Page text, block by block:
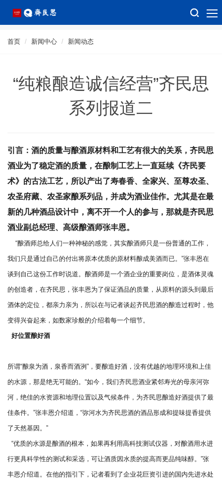
首页 新闻中心 新闻动态
“纯粮酿造诚信经营”齐民思
系列报道二
引言：酒的质量与酿酒原材料和工艺有很大的关系，齐民思
酒业为了稳定酒的质量，在酿制工艺上一直延续《齐民要
术》的古法工艺，所以产出了寿春香、全家兴、至尊农圣、
农圣府藏、农圣家酿系列品，并成为酒业佳作。尤其是在最
新的几种酒品设计中，离不开一个人的参与，那就是齐民思
酒业副总经理、高级酿酒师张丰恩。
“酿酒师总给人们一种神秘的感觉，其实酿酒师只是一份普通的工作，
我们只是通过自己的付出将原本优质的原材料酿成美酒而已。”张丰恩在
谈到自己这份工作时说道。酿酒师是一个酒企业的重要岗位，是酒体灵魂
的创造者，在齐民思，张丰恩为了保证酒品的质量，从原料的源头到最后
酒体的定位，都亲力亲为，所以在与记者谈起齐民思酒的酿造过程时，他
变得兴奋起来，如数家珍般的介绍着每一个细节。
好位置酿好酒
所谓“酿泉为酒，泉香而酒洌”，要酿造好酒，没有优越的地理环境和上佳
的水源，那是绝无可能的。“如今，我们齐民思酒业紧邻寿光的母亲河弥
河，绝佳的水资源和地理位置以及气候条件，为齐民思酿造好酒提供了最
佳条件。”张丰恩介绍道，“弥河水为齐民思酒的酒品形成和提味提香提供
了天然基因。 ”
“优质的水源是酿酒的根本，如果再利用高科技测试仪器，对酿酒用水进
行更具科学性的测试和采选，可让酒质因水质的提高而更品纯味醇。”张
丰恩介绍道。在他的指引下，记者看到了企业花巨资引进的国内先进水处